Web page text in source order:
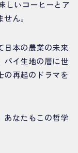
しいコーヒーとア
ん。
日本の農業の未来
パイ生地の層に世
の再起のドラマを
あなたもこの哲学